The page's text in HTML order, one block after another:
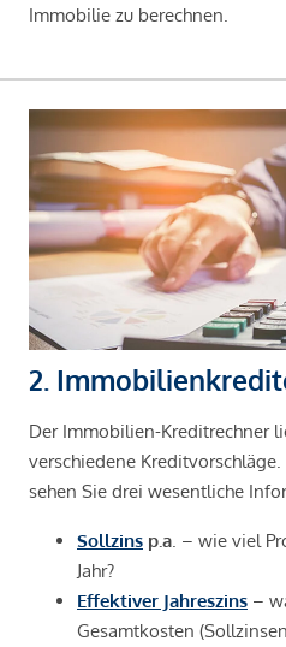
Immobilie zu berechnen.
2.
Der Immobilien-Kreditrechner
verschiedene
sehen Sie drei wesentliche
Sollzins p.a . – wie viel
Jahr?
Effektiver Jahreszins –
Gesamtkosten